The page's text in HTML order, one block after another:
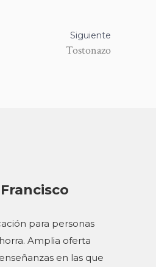
Siguiente
Tostonazo
para personas
Amplia oferta
en las que